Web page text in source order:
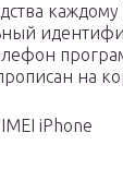
каждому
на
iPhone